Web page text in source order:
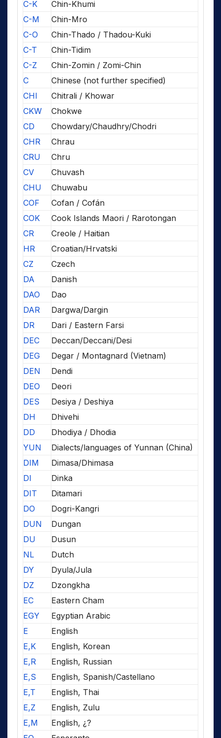
C-K
Chin-Khumi
C-M
Chin-Mro
C-O
Chin-Thado / Thadou-Kuki
C-T
Chin-Tidim
C-Z
Chin-Zomin / Zomi-Chin
C
Chinese (not further specified)
CHI
Chitrali / Khowar
CKW
Chokwe
CD
Chowdary/Chaudhry/Chodri
CHR
Chrau
CRU
Chru
CV
Chuvash
CHU
Chuwabu
COF
Cofan / Cofán
COK
Cook Islands Maori / Rarotongan
CR
Creole / Haitian
HR
Croatian/Hrvatski
CZ
Czech
DA
Danish
DAO
Dao
DAR
Dargwa/Dargin
DR
Dari / Eastern Farsi
DEC
Deccan/Deccani/Desi
DEG
Degar / Montagnard (Vietnam)
DEN
Dendi
DEO
Deori
DES
Desiya / Deshiya
DH
Dhivehi
DD
Dhodiya / Dhodia
YUN
Dialects/languages of Yunnan (China)
DIM
Dimasa/Dhimasa
DI
Dinka
DIT
Ditamari
DO
Dogri-Kangri
DUN
Dungan
DU
Dusun
NL
Dutch
DY
Dyula/Jula
DZ
Dzongkha
EC
Eastern Cham
EGY
Egyptian Arabic
E
English
E,K
English, Korean
E,R
English, Russian
E,S
English, Spanish/Castellano
E,T
English, Thai
E,Z
English, Zulu
E,M
English, ¿?